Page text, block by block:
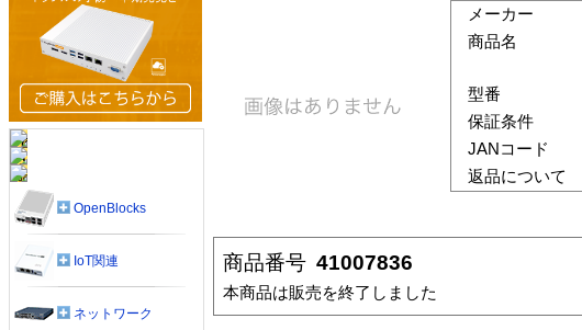
メーカー
商品名
型番
保証条件
JANコード
返品について
商品番号 41007836
本商品は販売を終了しました
OpenBlocks
IoT関連
ネットワーク